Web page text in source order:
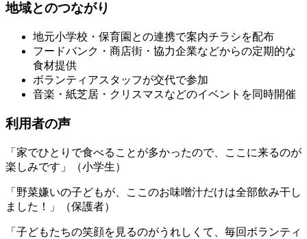
地域とのつながり
地元小学校・保育園との連携で案内チラシを配布
フードバンク・商店街・協力企業などからの定期的な
食材提供
ボランティアスタッフが交代で参加
音楽・紙芝居・クリスマスなどのイベントを同時開催
利用者の声
「家でひとりで食べることが多かったので、ここに来るのが
楽しみです」（小学生）
「野菜嫌いの子どもが、ここのお味噌汁だけは全部飲み干し
ました！」（保護者）
「子どもたちの笑顔を見るのがうれしくて、毎回ボランティ